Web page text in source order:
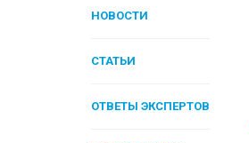
НОВОСТИ
СТАТЬИ
ОТВЕТЫ ЭКСПЕРТОВ